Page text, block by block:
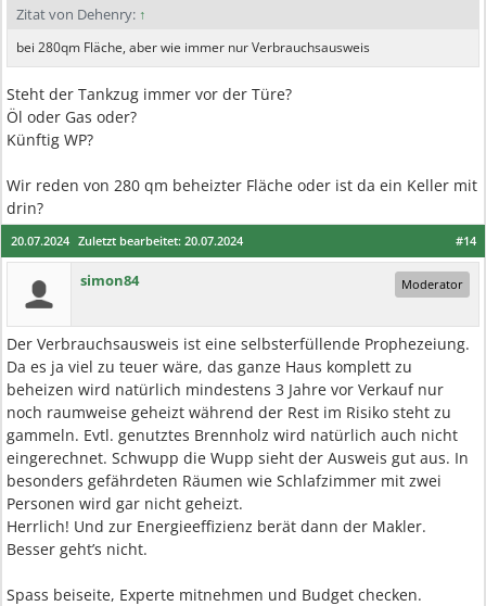
Zitat von Dehenry: ↑
bei 280qm Fläche, aber wie immer nur Verbrauchsausweis
Steht der Tankzug immer vor der Türe?
Öl oder Gas oder?
Künftig WP?
Wir reden von 280 qm beheizter Fläche oder ist da ein Keller mit
drin?
#14
20.07.2024 Zuletzt bearbeitet: 20.07.2024
simon84 Moderator
Der Verbrauchsausweis ist eine selbsterfüllende Prophezeiung.
Da es ja viel zu teuer wäre, das ganze Haus komplett zu
beheizen wird natürlich mindestens 3 Jahre vor Verkauf nur
noch raumweise geheizt während der Rest im Risiko steht zu
gammeln. Evtl. genutztes Brennholz wird natürlich auch nicht
eingerechnet. Schwupp die Wupp sieht der Ausweis gut aus. In
besonders gefährdeten Räumen wie Schlafzimmer mit zwei
Personen wird gar nicht geheizt.
Herrlich! Und zur Energieeffizienz berät dann der Makler.
Besser geht’s nicht.
Spass beiseite, Experte mitnehmen und Budget checken.